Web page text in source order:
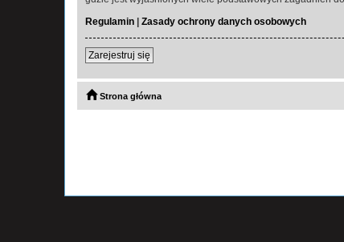
Regulamin | Zasady ochrony danych osobowych
Zarejestruj się
Strona główna